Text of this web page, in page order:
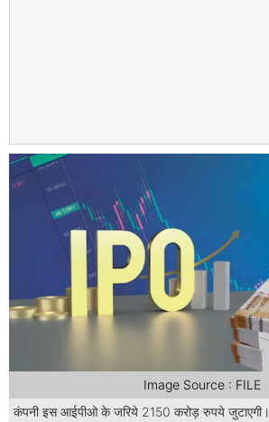
कंपनी इस आईपीओ के जरिये 2150 करोड़ रुपये जुटाएगी।
Image Source : FILE